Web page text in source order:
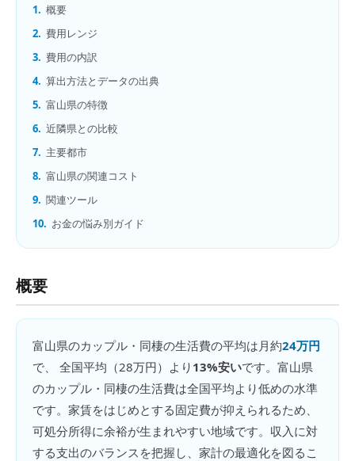
1. 概要
2. 費用レンジ
3. 費用の内訳
4. 算出方法とデータの出典
5. 富山県の特徴
6. 近隣県との比較
7. 主要都市
8. 富山県の関連コスト
9. 関連ツール
10. お金の悩み別ガイド
概要
富山県のカップル・同棲の生活費の平均は月約24万円
で、 全国平均（28万円）より 13%安いです。 富山県
のカップル・同棲の生活費は全国平均より低めの水準
です。家賃をはじめとする固定費が抑えられるため、
可処分所得に余裕が生まれやすい地域です。収入に対
する支出のバランスを把握し、家計の最適化を図るこ